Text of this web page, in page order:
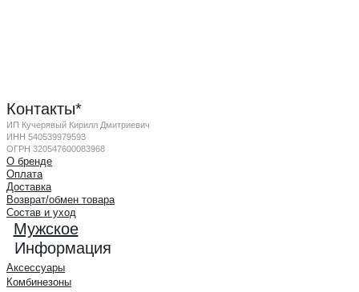
Контакты*
ИП Кучерявый Кирилл Дмитриевич
ИНН 540539979593
ОГРН 320547600083968
О бренде
Оплата
Доставка
Возврат/обмен товара
Состав и уход
Мужское
Информация
Аксессуары
Комбинезоны